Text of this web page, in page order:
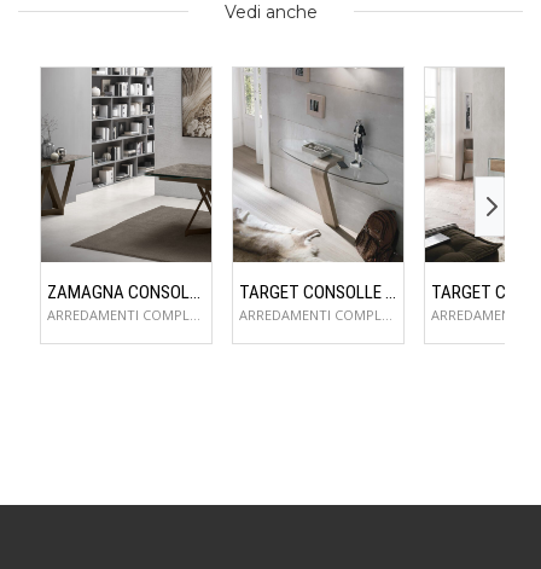
Vedi anche
ZAMAGNA CONSOLLE FLAME
ARREDAMENTI COMPLEMENTI D'ARREDO
TARGET CONSOLLE OMNIA
ARREDAMENTI COMPLEMENTI D'ARREDO